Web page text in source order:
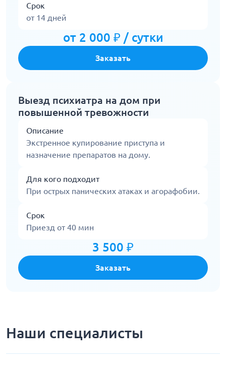
Срок
от 14 дней
от 2 000 ₽ / сутки
Заказать
Выезд психиатра на дом при
повышенной тревожности
Описание
Экстренное купирование приступа и
назначение препаратов на дому.
Для кого подходит
При острых панических атаках и агорафобии.
Срок
Приезд от 40 мин
3 500 ₽
Заказать
Наши специалисты